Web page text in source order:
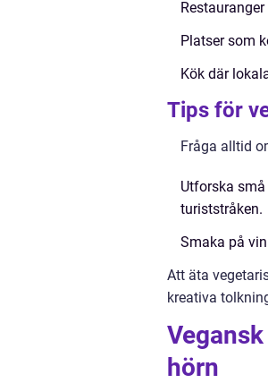
Platser som
Kök där
Tips för
Fråga alltid
Utforska
turiststråken.
Smaka på
Att äta
kreativa
hörn